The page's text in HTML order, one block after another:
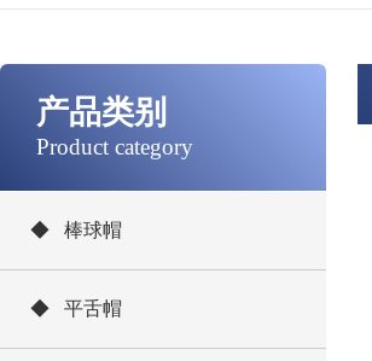
产品类别
Product category
◆ 棒球帽
◆ 平舌帽